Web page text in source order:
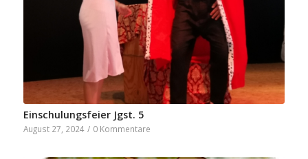
Einschulungsfeier Jgst. 5
August 27, 2024 / 0 Kommentare